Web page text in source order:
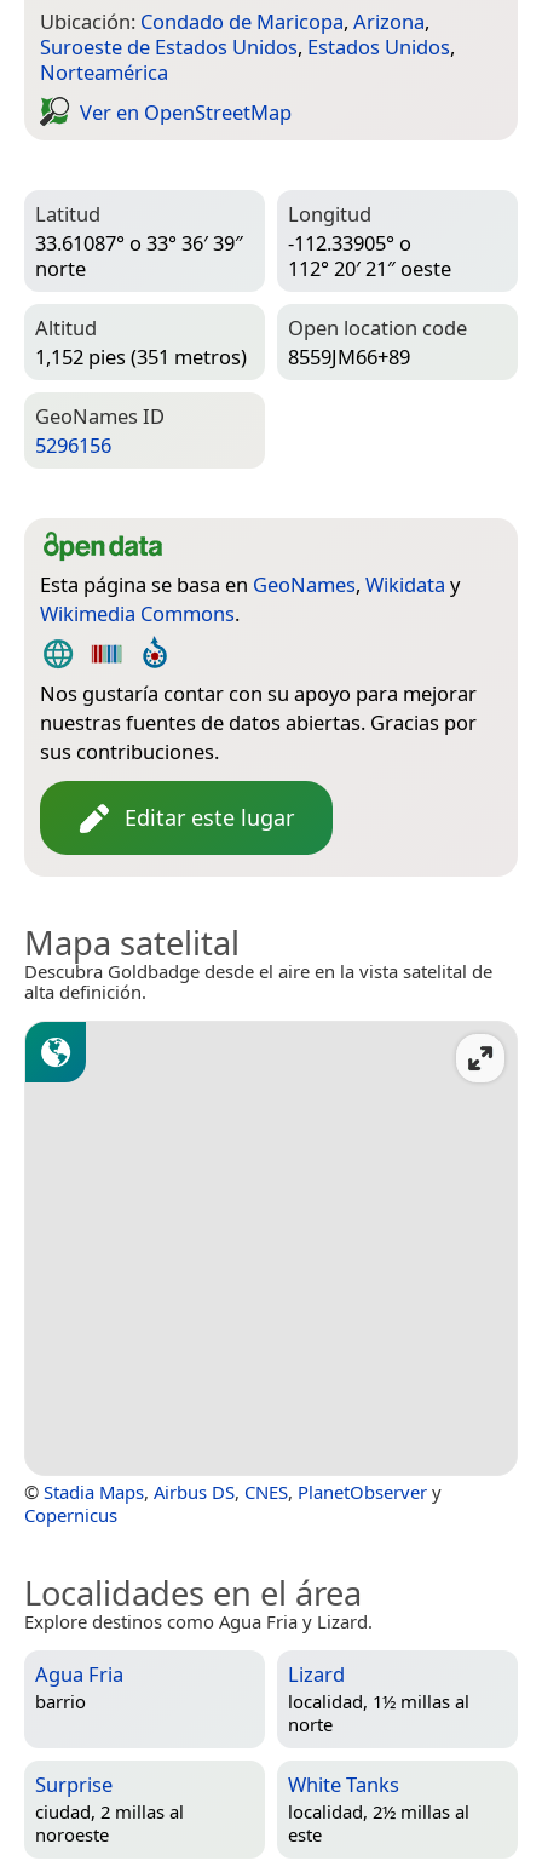
Ubicación: Condado de Maricopa, Arizona,
Suroeste de Estados Unidos, Estados Unidos,
Norteamérica
Ver en Open­Street­Map
Latitud
33.61087° o 33° 36′ 39″
norte
Longitud
-112.33905° o
112° 20′ 21″ oeste
Altitud
1,152 pies (351 metros)
Open location code
8559JM66+89
Geo­Names ID
5296156
Esta página se basa en GeoNames, Wikidata y
Wikimedia Commons.
Nos gustaría contar con su apoyo para mejorar
nuestras fuentes de datos abiertas. Gracias por
sus contribuciones.
Editar este lugar
Mapa satelital
Descubra Goldbadge desde el aire en la vista satelital de
alta definición.
© Stadia Maps, Airbus DS, CNES, PlanetObserver y
Copernicus
Localidades en el área
Explore destinos como Agua Fria y Lizard.
Agua Fria
barrio
Lizard
localidad, 1½ millas al
norte
Surprise
ciudad, 2 millas al
noroeste
White Tanks
localidad, 2½ millas al
este